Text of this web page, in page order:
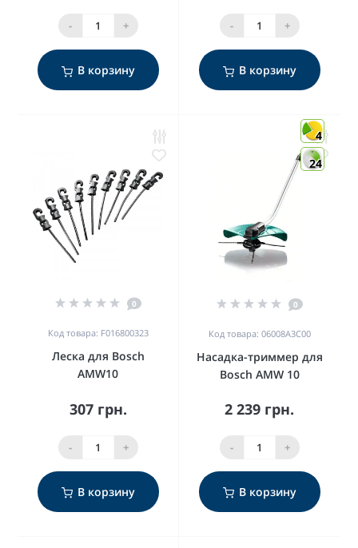
- +
В корзину
- +
В корзину
0
Код товара: F016800323
Леска для Bosch
AMW10
307 грн.
- +
В корзину
4
24
0
Код товара: 06008A3C00
Насадка-триммер для
Bosch AMW 10
2 239 грн.
- +
В корзину